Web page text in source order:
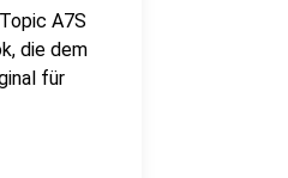
A7S
die dem
für